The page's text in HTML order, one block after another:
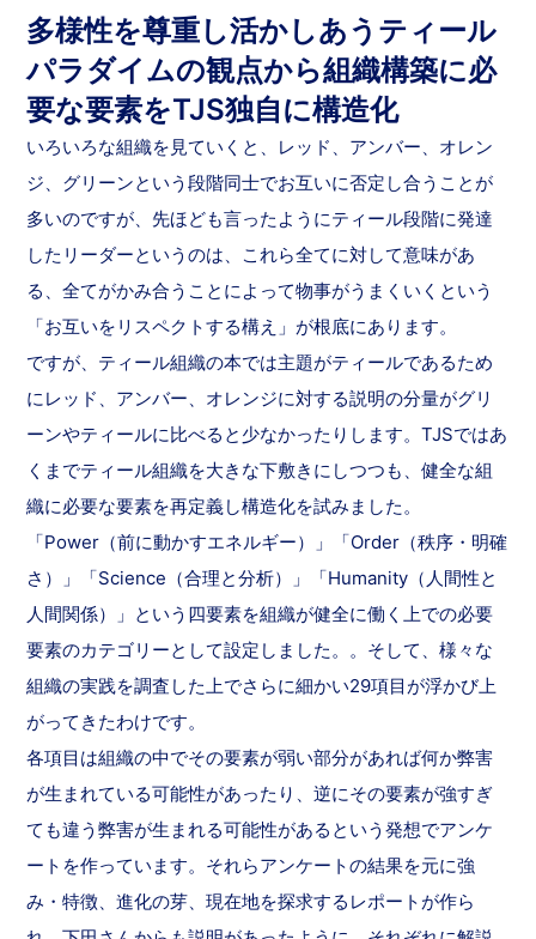
多様性を尊重し活かしあうティール
パラダイムの観点から組織構築に必
要な要素をTJS独自に構造化
いろいろな組織を見ていくと、レッド、アンバー、オレン
ジ、グリーンという段階同士でお互いに否定し合うことが
多いのですが、先ほども言ったようにティール段階に発達
したリーダーというのは、これら全てに対して意味があ
る、全てがかみ合うことによって物事がうまくいくという
「お互いをリスペクトする構え」が根底にあります。
ですが、ティール組織の本では主題がティールであるため
にレッド、アンバー、オレンジに対する説明の分量がグリ
ーンやティールに比べると少なかったりします。TJSではあ
くまでティール組織を大きな下敷きにしつつも、健全な組
織に必要な要素を再定義し構造化を試みました。
「Power（前に動かすエネルギー）」「Order（秩序・明確
さ）」「Science（合理と分析）」「Humanity（人間性と
人間関係）」という四要素を組織が健全に働く上での必要
要素のカテゴリーとして設定しました。。そして、様々な
組織の実践を調査した上でさらに細かい29項目が浮かび上
がってきたわけです。
各項目は組織の中でその要素が弱い部分があれば何か弊害
が生まれている可能性があったり、逆にその要素が強すぎ
ても違う弊害が生まれる可能性があるという発想でアンケ
ートを作っています。それらアンケートの結果を元に強
み・特徴、進化の芽、現在地を探求するレポートが作ら